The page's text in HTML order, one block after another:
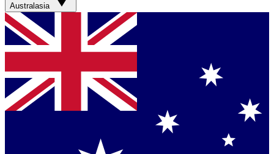
Australasia